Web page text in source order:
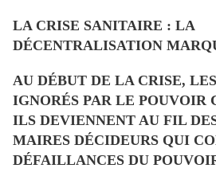
LA CRISE SANITAIRE : LA
DÉCENTRALISATION
AU DÉBUT DE LA CRISE,
IGNORÉS PAR LE POUVOIR
ILS DEVIENNENT AU FIL
MAIRES DÉCIDEURS QUI
DÉFAILLANCES DU